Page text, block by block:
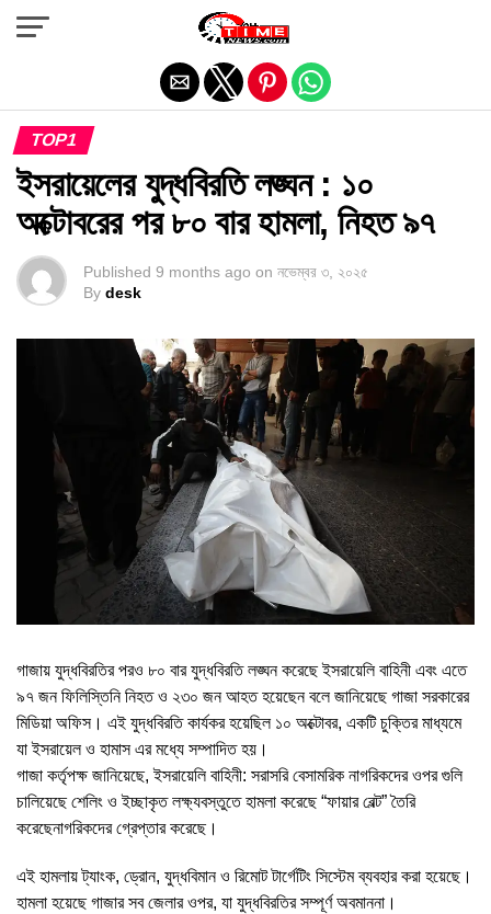
TOP1
ইসরায়েলের যুদ্ধবিরতি লঙ্ঘন : ১০
অক্টোবরের পর ৮০ বার হামলা, নিহত ৯৭
Published 9 months ago on নভেম্বর ৩, ২০২৫
By desk
গাজায় যুদ্ধবিরতির পরও ৮০ বার যুদ্ধবিরতি লঙ্ঘন করেছে ইসরায়েলি বাহিনী এবং এতে
৯৭ জন ফিলিস্তিনি নিহত ও ২৩০ জন আহত হয়েছেন বলে জানিয়েছে গাজা সরকারের
মিডিয়া অফিস। এই যুদ্ধবিরতি কার্যকর হয়েছিল ১০ অক্টোবর, একটি চুক্তির মাধ্যমে
যা ইসরায়েল ও হামাস এর মধ্যে সম্পাদিত হয়।
গাজা কর্তৃপক্ষ জানিয়েছে, ইসরায়েলি বাহিনী: সরাসরি বেসামরিক নাগরিকদের ওপর গুলি
চালিয়েছে শেলিং ও ইচ্ছাকৃত লক্ষ্যবস্তুতে হামলা করেছে “ফায়ার বেল্ট” তৈরি
করেছেনাগরিকদের গ্রেপ্তার করেছে।
এই হামলায় ট্যাংক, ড্রোন, যুদ্ধবিমান ও রিমোট টার্গেটিং সিস্টেম ব্যবহার করা হয়েছে।
হামলা হয়েছে গাজার সব জেলার ওপর, যা যুদ্ধবিরতির সম্পূর্ণ অবমাননা।
Exit mobile version